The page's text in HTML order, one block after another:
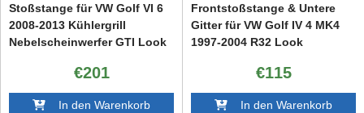
Stoßstange für VW Golf VI 6
2008-2013 Kühlergrill
Nebelscheinwerfer GTI Look
€201
In den Warenkorb
Frontstoßstange & Untere
Gitter für VW Golf IV 4 MK4
1997-2004 R32 Look
€115
In den Warenkorb